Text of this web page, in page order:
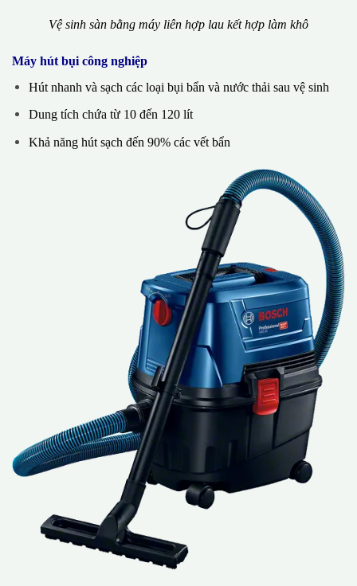
Vệ sinh sàn bằng máy liên hợp lau kết hợp làm khô
Máy hút bụi công nghiệp
Hút nhanh và sạch các loại bụi bẩn và nước thải sau vệ sinh
Dung tích chứa từ 10 đến 120 lít
Khả năng hút sạch đến 90% các vết bẩn